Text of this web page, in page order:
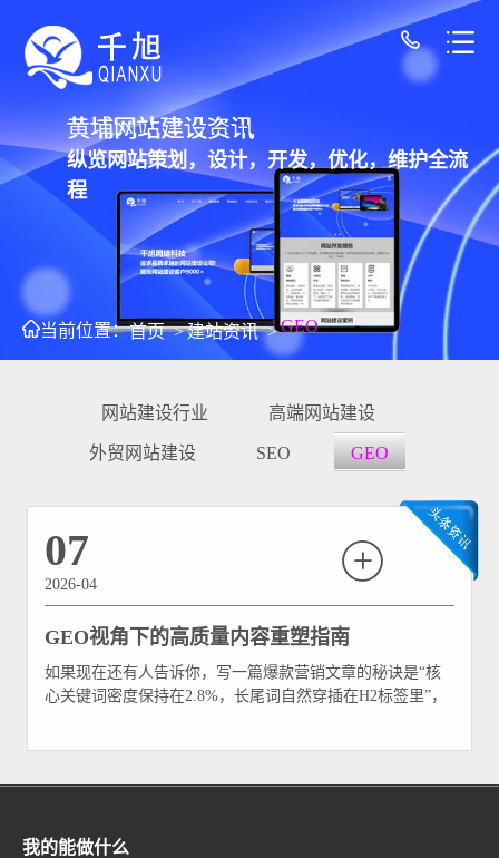
黄埔网站建设资讯
纵览网站策划，设计，开发，优化，维护全流
程
当前位置：首页 >建站资讯 >GEO
网站建设行业 高端网站建设
外贸网站建设 SEO GEO
07
2026-04
GEO视角下的高质量内容重塑指南
如果现在还有人告诉你，写一篇爆款营销文章的秘诀是“核
心关键词密度保持在2.8%，长尾词自然穿插在H2标签里”，
GEO（生成式引擎优化）时代
我的能做什么